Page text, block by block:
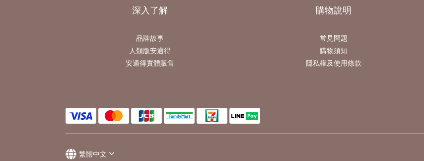
深入了解
品牌故事
人類版安適得
安適得實體販售
購物說明
常見問題
購物須知
隱私權及使用條款
繁體中文